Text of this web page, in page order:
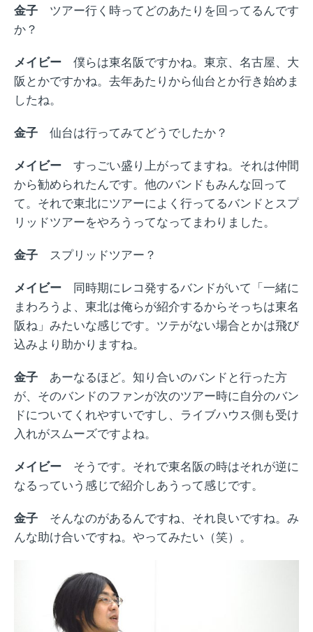
金子 ツアー行く時ってどのあたりを回ってるんです
か？
メイビー 僕らは東名阪ですかね。東京、名古屋、大
阪とかですかね。去年あたりから仙台とか行き始めま
したね。
金子 仙台は行ってみてどうでしたか？
メイビー すっごい盛り上がってますね。それは仲間
から勧められたんです。他のバンドもみんな回って
て。それで東北にツアーによく行ってるバンドとスプ
リッドツアーをやろうってなってまわりました。
金子 スプリッドツアー？
メイビー 同時期にレコ発するバンドがいて「一緒に
まわろうよ、東北は俺らが紹介するからそっちは東名
阪ね」みたいな感じです。ツテがない場合とかは飛び
込みより助かりますね。
金子 あーなるほど。知り合いのバンドと行った方
が、そのバンドのファンが次のツアー時に自分のバン
ドについてくれやすいですし、ライブハウス側も受け
入れがスムーズですよね。
メイビー そうです。それで東名阪の時はそれが逆に
なるっていう感じで紹介しあうって感じです。
金子 そんなのがあるんですね、それ良いですね。み
んな助け合いですね。やってみたい（笑）。